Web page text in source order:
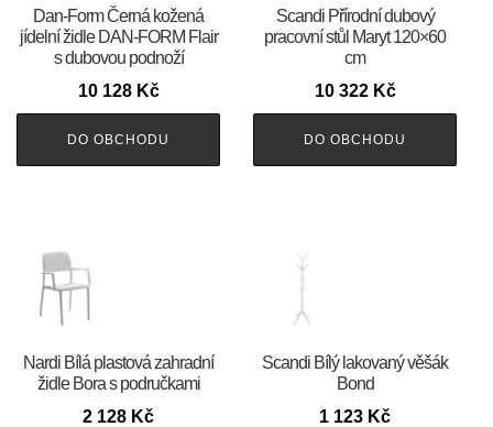
​​​​​Dan-Form Černá kožená
jídelní židle DAN-FORM Flair
s dubovou podnoží
10 128 Kč
DO OBCHODU
Scandi Přírodní dubový
pracovní stůl Maryt 120×60
cm
10 322 Kč
DO OBCHODU
Nardi Bílá plastová zahradní
židle Bora s područkami
2 128 Kč
Scandi Bílý lakovaný věšák
Bond
1 123 Kč